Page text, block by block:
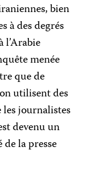
bien
à des degrés
l’Arabie
menée
que de
utilisent des
journalistes
devenu un
la presse